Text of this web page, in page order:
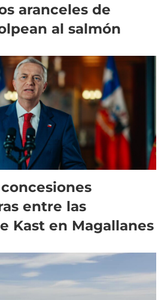
aranceles de
al salmón
entre las
Kast en Magallanes